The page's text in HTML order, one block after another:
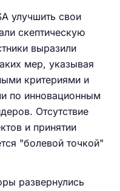
улучшить свои
скептическую
выразили
мер, указывая
критериями и
по инновационным
Отсутствие
и принятии
"болевой точкой"
развернулись